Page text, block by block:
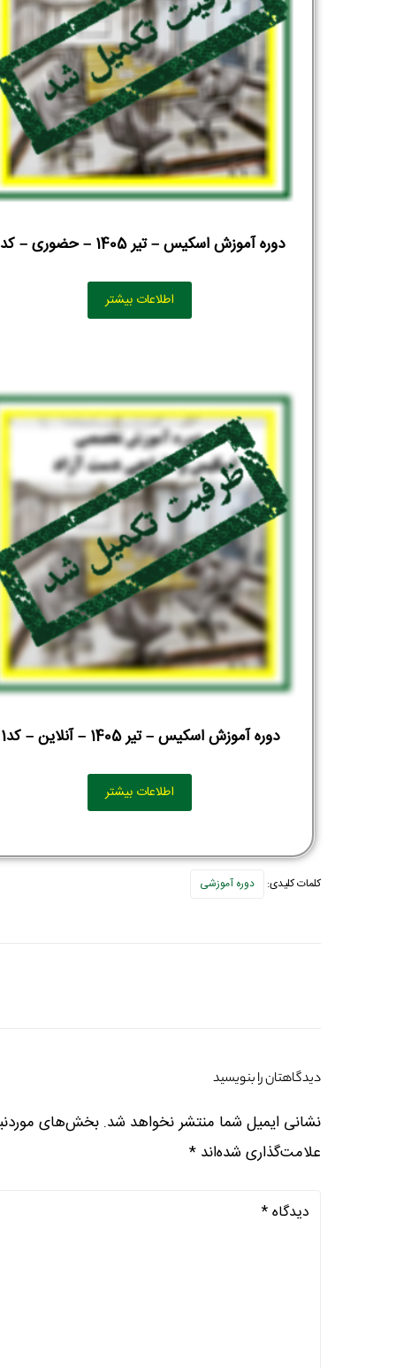
دوره آموزش اسکیس – تیر 1405 – حضوری – کد1
اطلاعات بیشتر
دوره آموزش اسکیس – تیر 1405 – آنلاین – کد1
اطلاعات بیشتر
کلمات کلیدی: دوره آموزشی
دیدگاهتان را بنویسید
نشانی ایمیل شما منتشر نخواهد شد. بخش‌های
علامت‌گذاری شده‌اند *
نام و نام خانوادگی : *